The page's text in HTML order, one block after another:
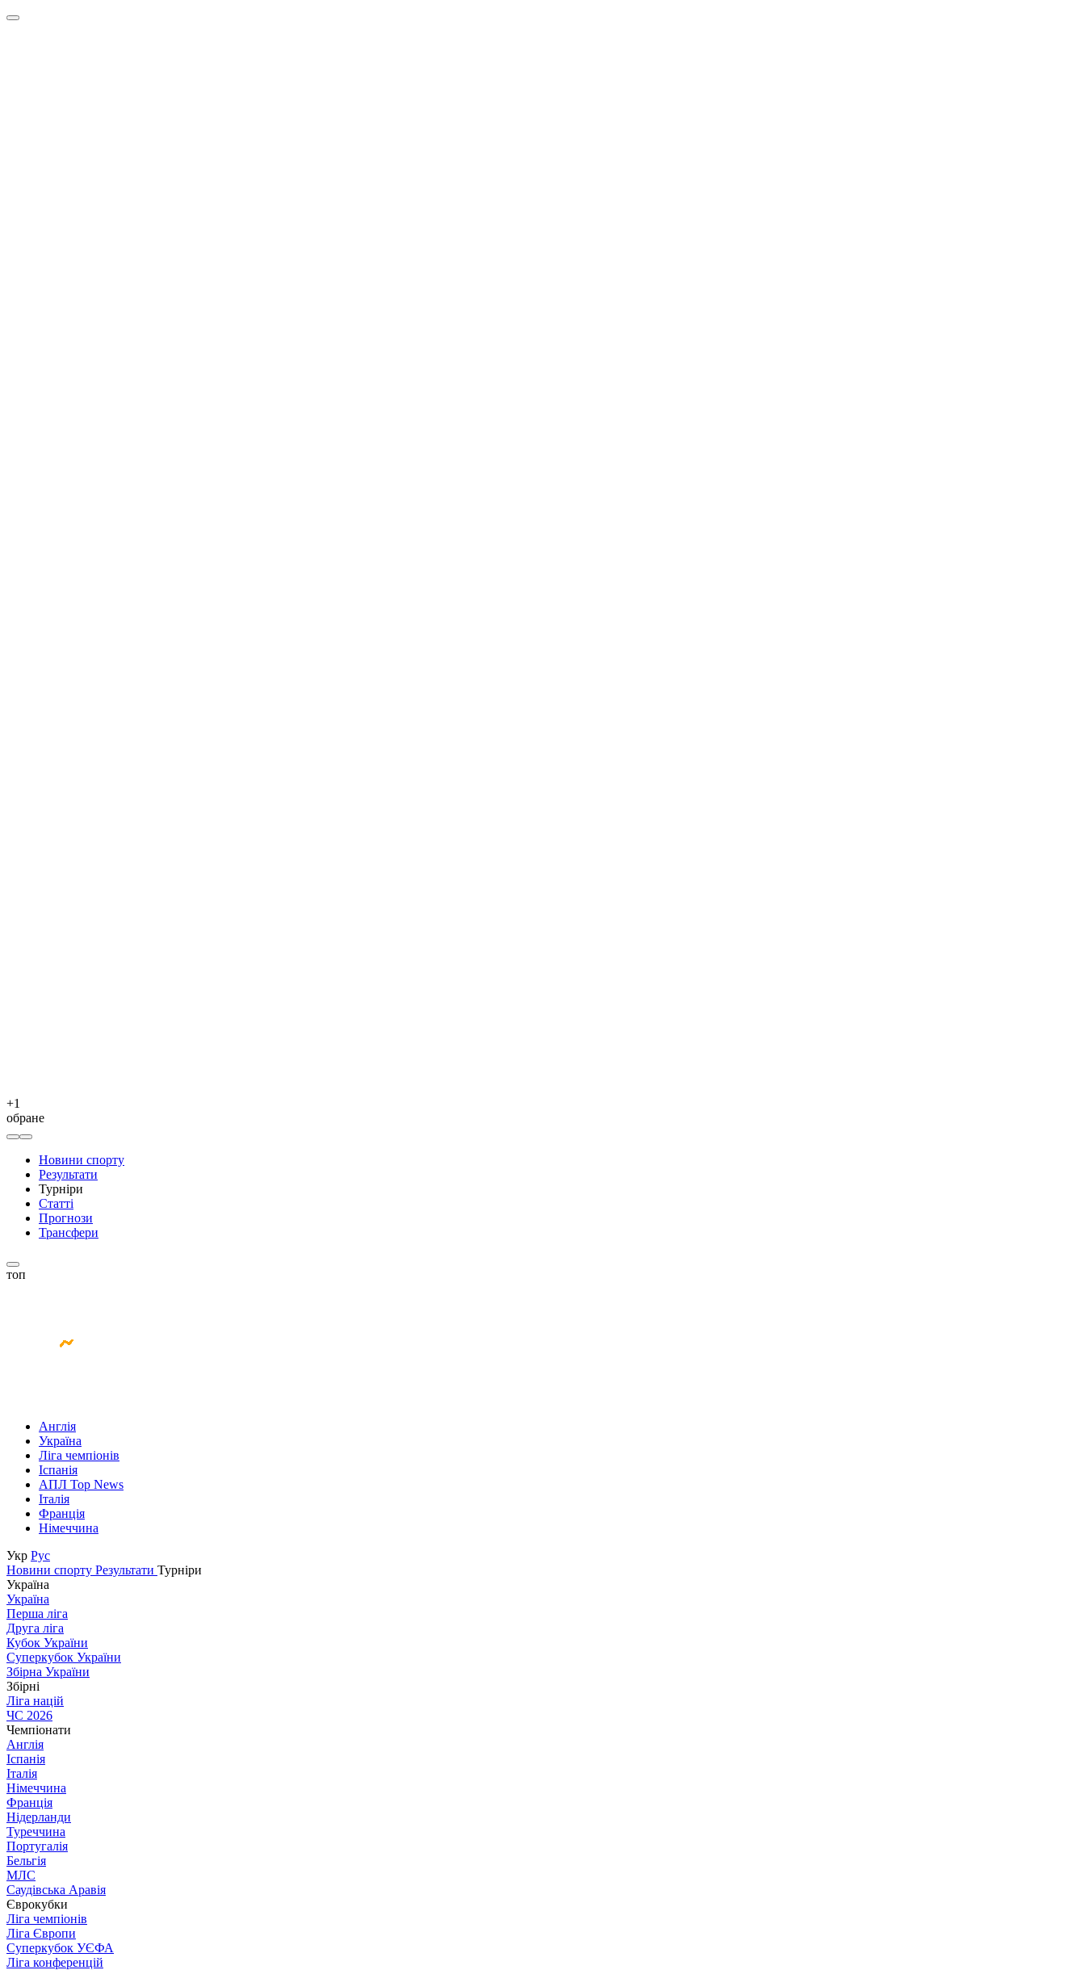
+1
обране
Новини спорту
Результати
Турніри
Статті
Прогнози
Трансфери
топ
Англія
Україна
Ліга чемпіонів
Іспанія
АПЛ Top News
Італія
Франція
Німеччина
Укр Рус
Новини спорту Результати Турніри
Україна
Україна
Перша ліга
Друга ліга
Кубок України
Суперкубок України
Збірна України
Збірні
Ліга націй
ЧС 2026
Чемпіонати
Англія
Іспанія
Італія
Німеччина
Франція
Нідерланди
Туреччина
Португалія
Бельгія
МЛС
Саудівська Аравія
Єврокубки
Ліга чемпіонів
Ліга Європи
Суперкубок УЄФА
Ліга конференцій